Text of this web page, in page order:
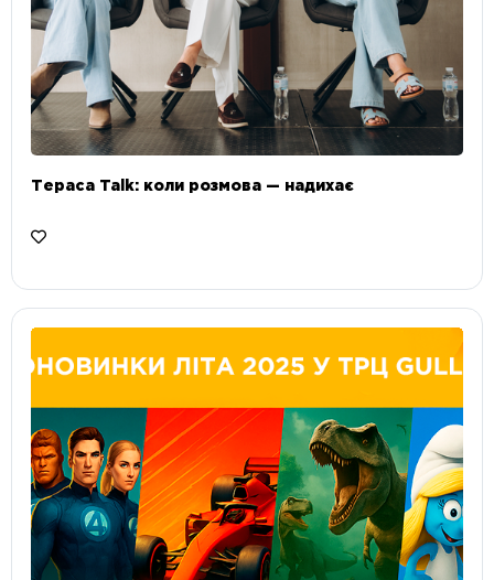
Тераса Talk: коли розмова — надихає